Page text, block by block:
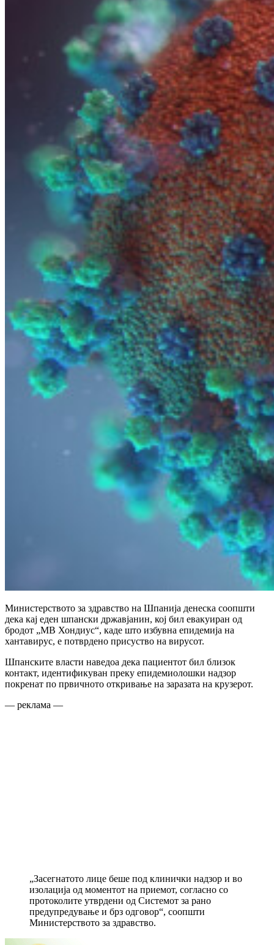
Министерството за здравство на Шпанија денеска соопшти
дека кај еден шпански државјанин, кој бил евакуиран од
бродот „МВ Хондиус“, каде што избувна епидемија на
хантавирус, е потврдено присуство на вирусот.
Шпанските власти наведоа дека пациентот бил близок
контакт, идентификуван преку епидемиолошки надзор
покренат по првичното откривање на заразата на крузерот.
— реклама —
„Засегнатото лице беше под клинички надзор и во
изолација од моментот на приемот, согласно со
протоколите утврдени од Системот за рано
предупредување и брз одговор“, соопшти
Министерството за здравство.